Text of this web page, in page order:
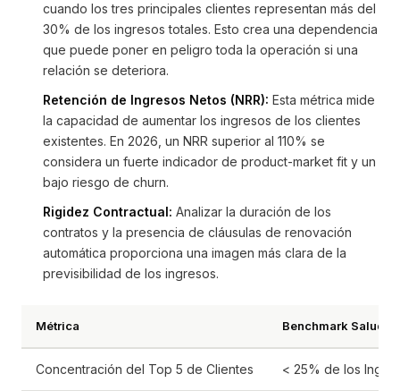
cuando los tres principales clientes representan más del
30% de los ingresos totales. Esto crea una dependencia
que puede poner en peligro toda la operación si una
relación se deteriora.
Retención de Ingresos Netos (NRR): Esta métrica mide
la capacidad de aumentar los ingresos de los clientes
existentes. En 2026, un NRR superior al 110% se
considera un fuerte indicador de product-market fit y un
bajo riesgo de churn.
Rigidez Contractual: Analizar la duración de los
contratos y la presencia de cláusulas de renovación
automática proporciona una imagen más clara de la
previsibilidad de los ingresos.
Métrica Benchmark
Concentración del Top 5 de Clientes < 25% de los